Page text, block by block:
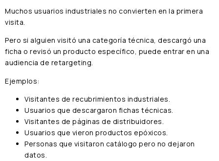
Muchos usuarios industriales no convierten en la primera
visita.
Pero si alguien visitó una categoría técnica, descargó una
ficha o revisó un producto específico, puede entrar en una
audiencia de retargeting.
Ejemplos:
Visitantes de recubrimientos industriales.
Usuarios que descargaron fichas técnicas.
Visitantes de páginas de distribuidores.
Usuarios que vieron productos epóxicos.
Personas que visitaron catálogo pero no dejaron
datos.